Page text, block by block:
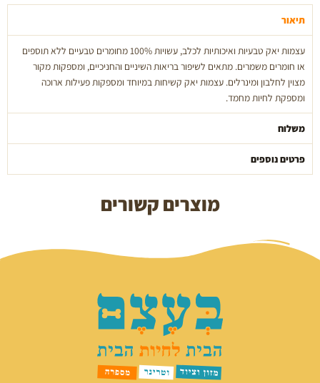
בתוספת
לכלב
גודל
XL
תיאור
עצמות יאק טבעיות ואיכותיות לכלב, עשויות 100% מחומרים טבעיים ללא תוספים
או חומרים משמרים. מתאים לשיפור בריאות השיניים והחניכיים, ומספקות מקור
מצוין לחלבון ומינרלים. עצמות יאק קשיחות במיוחד ומספקות פעילות ארוכה
ומספקת לחיות מחמד.
משלוח
פרטים נוספים
מוצרים קשורים